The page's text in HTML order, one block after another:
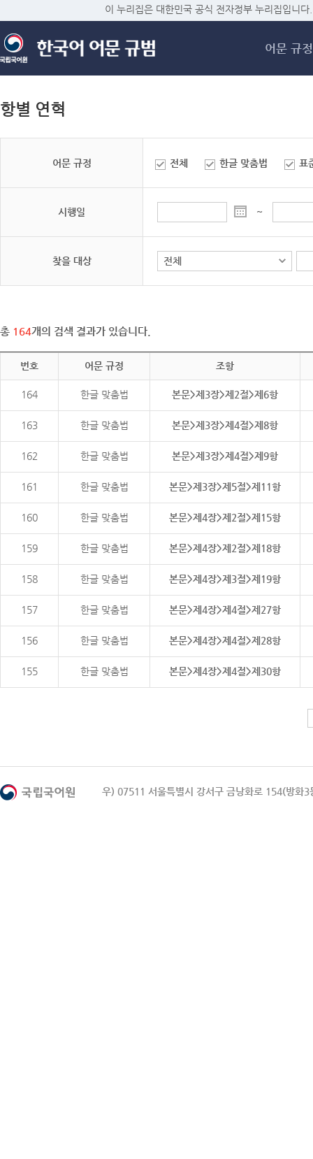
메
이 누리집은 대한민국 공식 전자정부 누리집입니다.
어문 규정
항별 연혁
어문 규정 전체 한글 맞춤법 표
시행일 ~
찾을 대상
총 164개의 검색 결과가 있습니다.
번호 어문 규정 조항
164 한글 맞춤법 본문>제3장>제2절>제6항
163 한글 맞춤법 본문>제3장>제4절>제8항
162 한글 맞춤법 본문>제3장>제4절>제9항
161 한글 맞춤법 본문>제3장>제5절>제11항
160 한글 맞춤법 본문>제4장>제2절>제15항
159 한글 맞춤법 본문>제4장>제2절>제18항
158 한글 맞춤법 본문>제4장>제3절>제19항
157 한글 맞춤법 본문>제4장>제4절>제27항
156 한글 맞춤법 본문>제4장>제4절>제28항
155 한글 맞춤법 본문>제4장>제4절>제30항
우) 07511 서울특별시 강서구 금낭화로 154(방화3